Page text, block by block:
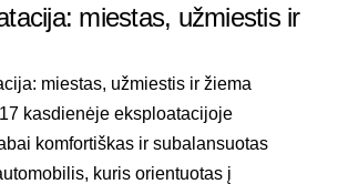
miestas, užmiestis ir
kasdienėje eksploatacijoje
komfortiškas ir subalansuotas
kuris orientuotas į